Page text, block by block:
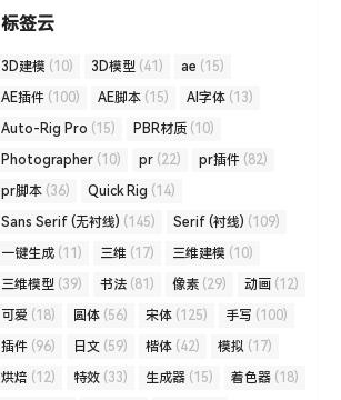
标签云
3D建模 (10) 3D模型 (41) ae (15)
AE插件 (100) AE脚本 (15) AI字体 (13)
Auto-Rig Pro (15) PBR材质 (10)
Photographer (10) pr (22) pr插件 (82)
pr脚本 (36) Quick Rig (14)
Sans Serif (无衬线) (145) Serif (衬线) (109)
一键生成 (11) 三维 (17) 三维建模 (10)
三维模型 (39) 书法 (81) 像素 (29) 动画 (12)
可爱 (18) 圆体 (56) 宋体 (125) 手写 (100)
插件 (96) 日文 (59) 楷体 (42) 模拟 (17)
烘焙 (12) 特效 (33) 生成器 (15) 着色器 (18)